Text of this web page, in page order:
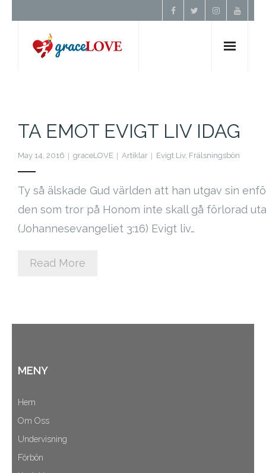
Undervisning
Förbön
TA EMOT EVIGT LIV IDAG
May 14, 2016 graceLOVE Artiklar Evigt Liv, Frälsningsbön
Ty så älskade Gud världen att han utgav sin
den som tror på Honom inte skall gå förlorad
(Johannesevangeliet 3:16) Evigt liv…
Read More
MENY
Hem
Om Oss
Undervisning
Förbön